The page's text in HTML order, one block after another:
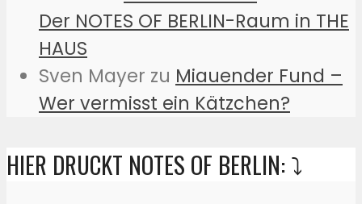
Der NOTES OF BERLIN-Raum in THE
HAUS
Sven Mayer zu Miauender Fund –
Wer vermisst ein Kätzchen?
HIER DRUCKT NOTES OF BERLIN: ⤵️